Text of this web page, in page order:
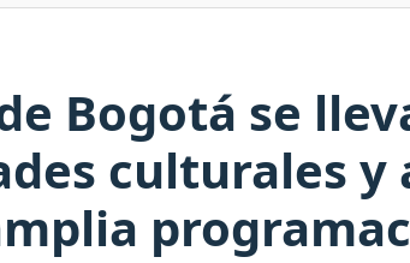
Bogotá se
culturales y